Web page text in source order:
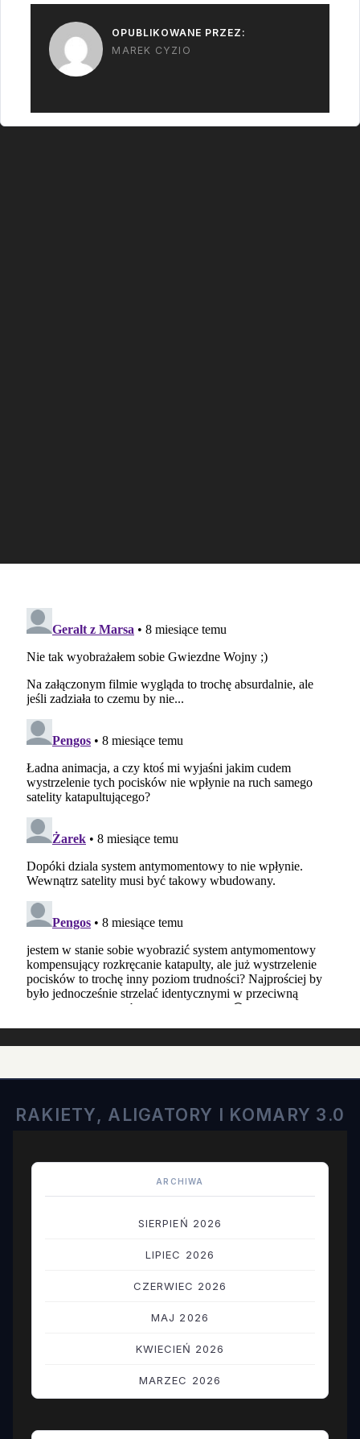
kosmosie systemów
które będą w stanie
zaatakować pociski
OPUBLIKOWANE PRZEZ:
MAREK CYZIO
RAKIETY, ALIGATORY I KOMARY 3.0
ARCHIWA
SIERPIEŃ 2026
LIPIEC 2026
CZERWIEC 2026
MAJ 2026
KWIECIEŃ 2026
MARZEC 2026